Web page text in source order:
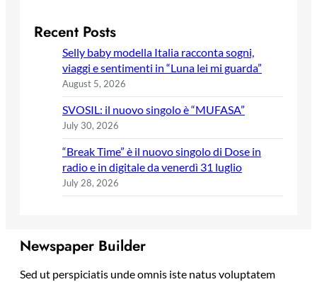
Recent Posts
Selly baby modella Italia racconta sogni,
viaggi e sentimenti in “Luna lei mi guarda”
August 5, 2026
SVOSIL: il nuovo singolo è “MUFASA”
July 30, 2026
“Break Time” è il nuovo singolo di Dose in
radio e in digitale da venerdì 31 luglio
July 28, 2026
Newspaper Builder
Sed ut perspiciatis unde omnis iste natus voluptatem